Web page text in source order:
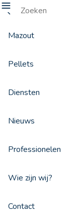
Mazout
Pellets
Diensten
Nieuws
Professionelen
Wie zijn wij?
Contact
een
in 2020
Hoe is de
ProxiFuel blikt